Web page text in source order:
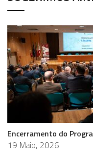
Encerramento do
19 Maio, 2026